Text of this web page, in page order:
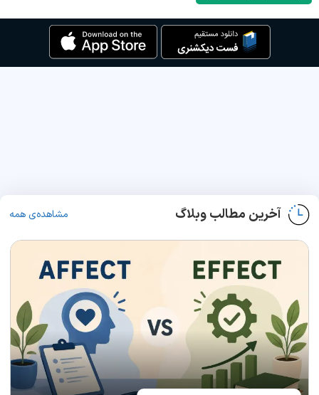
آخرین مطالب وبلاگ مشاهده‌ی همه